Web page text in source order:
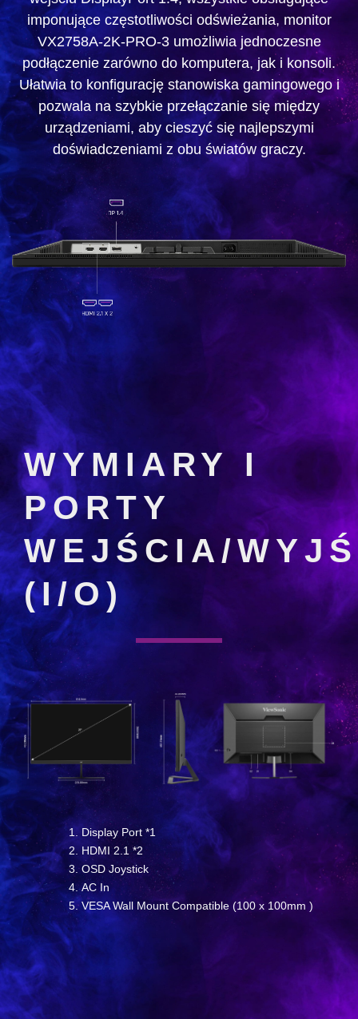
imponujące częstotliwości odświeżania, monitor
VX2758A-2K-PRO-3 umożliwia jednoczesne
podłączenie zarówno do komputera, jak i konsoli.
Ułatwia to konfigurację stanowiska gamingowego i
pozwala na szybkie przełączanie się między
urządzeniami, aby cieszyć się najlepszymi
doświadczeniami z obu światów graczy.
WYMIARY I
PORTY
WEJŚCIA/
(I/O)
Display Port *1
HDMI 2.1 *2
OSD Joystick
AC In
VESA Wall Mount Compatible (100 x 100mm )